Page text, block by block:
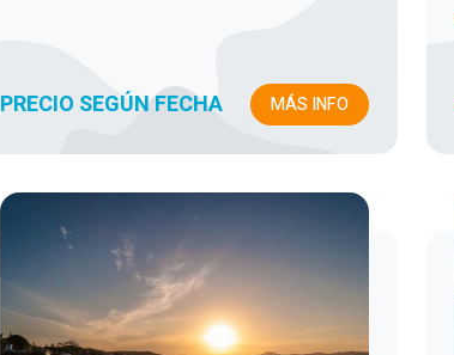
PRECIO SEGÚN FECHA MÁS INFO